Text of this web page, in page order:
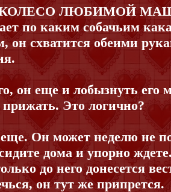
КОЛЕСО ЛЮБИМОЙ
по каким собачьим
он схватится обеими
он еще и лобызнуть его
прижать. Это логично?
Он может неделю не
дома и упорно
до него донесется
он тут же припрется.